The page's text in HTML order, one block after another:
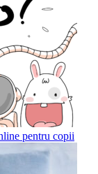
pentru copii